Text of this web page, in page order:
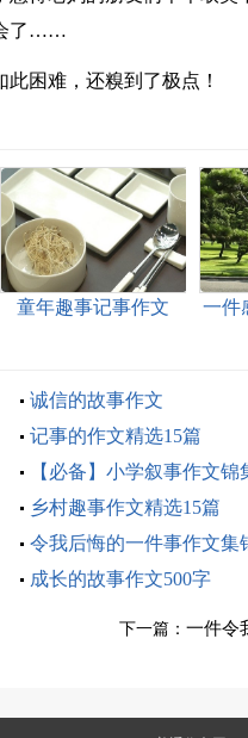
了……
困难，还糗到了极点！
童年趣事记事作文
一件
诚信的故事作文
记事的作文精选15篇
【必备】小学叙事作文锦
乡村趣事作文精选15篇
令我后悔的一件事作文集
成长的故事作文500字
下一篇：一件令